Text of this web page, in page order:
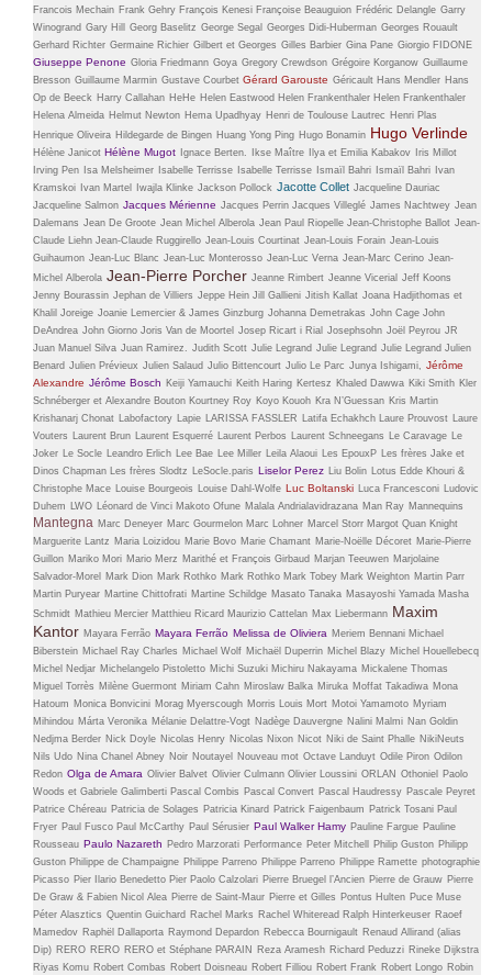
Francois Mechain Frank Gehry François Kenesi Françoise Beauguion Frédéric Delangle Garry
Winogrand Gary Hill Georg Baselitz George Segal Georges Didi-Huberman Georges Rouault
Gerhard Richter Germaine Richier Gilbert et Georges Gilles Barbier Gina Pane Giorgio FIDONE
Giuseppe Penone Gloria Friedmann Goya Gregory Crewdson Grégoire Korganow Guillaume
Bresson Guillaume Marmin Gustave Courbet Gérard Garouste Géricault Hans Mendler Hans
Op de Beeck Harry Callahan HeHe Helen Eastwood Helen Frankenthaler Helen Frankenthaler
Helena Almeida Helmut Newton Hema Upadhyay Henri de Toulouse Lautrec Henri Plas
Henrique Oliveira Hildegarde de Bingen Huang Yong Ping Hugo Bonamin Hugo Verlinde
Hélène Janicot Hélène Mugot Ignace Berten. Ikse Maître Ilya et Emilia Kabakov
Iris Millot
Irving Pen
Isa Melsheimer Isabelle Terrisse Isabelle Terrisse Ismaïl Bahri Ismaïl Bahri
Ivan
Kramskoi
Ivan Martel Iwajla Klinke Jackson Pollock Jacotte Collet Jacqueline Dauriac
Jacqueline Salmon Jacques Mérienne Jacques Perrin Jacques Villeglé James Nachtwey Jean
Dalemans Jean De Groote Jean Michel Alberola Jean Paul Riopelle Jean-Christophe Ballot Jean-
Claude Liehn Jean-Claude Ruggirello Jean-Louis Courtinat Jean-Louis Forain Jean-Louis
Guihaumon Jean-Luc Blanc Jean-Luc Monterosso Jean-Luc Verna Jean-Marc Cerino Jean-
Michel Alberola Jean-Pierre Porcher Jeanne Rimbert Jeanne Vicerial Jeff Koons
Jenny Bourassin Jephan de Villiers Jeppe Hein Jill Gallieni Jitish Kallat Joana Hadjithomas et
Khalil Joreige Joanie Lemercier & James Ginzburg Johanna Demetrakas John Cage John
DeAndrea John Giorno Joris Van de Moortel Josep Ricart i Rial Josephsohn Joël Peyrou JR
Juan Manuel Silva Juan Ramirez. Judith Scott Julie Legrand Julie Legrand Julie Legrand Julien
Benard Julien Prévieux Julien Salaud Julio Bittencourt Julio Le Parc Junya Ishigami, Jérôme
Alexandre Jérôme Bosch Keiji Yamauchi Keith Haring Kertesz Khaled Dawwa Kiki Smith Kler
Schnéberger et Alexandre Bouton Kourtney Roy Koyo Kouoh Kra N’Guessan Kris Martin
Krishanarj Chonat Labofactory Lapie LARISSA FASSLER Latifa Echakhch Laure Prouvost Laure
Vouters Laurent Brun Laurent Esquerré Laurent Perbos Laurent Schneegans Le Caravage Le
Joker Le Socle Leandro Erlich Lee Bae Lee Miller Leila Alaoui Les EpouxP Les frères Jake et
Dinos Chapman Les frères Slodtz LeSocle.paris Liselor Perez Liu Bolin Lotus Edde Khouri &
Christophe Mace Louise Bourgeois Louise Dahl-Wolfe Luc Boltanski Luca Francesconi Ludovic
Duhem LWO Léonard de Vinci Makoto Ofune Malala Andrialavidrazana Man Ray Mannequins
Mantegna Marc Deneyer Marc Gourmelon Marc Lohner Marcel Storr Margot Quan Knight
Marguerite Lantz Maria Loizidou Marie Bovo Marie Chamant Marie-Noëlle Décoret Marie-Pierre
Guillon Mariko Mori Mario Merz Marithé et François Girbaud Marjan Teeuwen Marjolaine
Salvador-Morel
Mark Dion Mark Rothko Mark Rothko Mark Tobey Mark Weighton Martin Parr
Martin Puryear Martine Chittofrati Martine Schildge Masato Tanaka Masayoshi Yamada Masha
Schmidt Mathieu Mercier Matthieu Ricard Maurizio Cattelan Max Liebermann Maxim
Kantor Mayara Ferrão Mayara Ferrão Melissa de Oliviera Meriem Bennani Michael
Biberstein Michael Ray Charles Michael Wolf Michaël Duperrin Michel Blazy Michel Houellebecq
Michel Nedjar Michelangelo Pistoletto Michi Suzuki Michiru Nakayama Mickalene Thomas
Miguel Torrès Milène Guermont Miriam Cahn Miroslaw Balka Miruka Moffat Takadiwa Mona
Hatoum Monica Bonvicini Morag Myerscough Morris Louis Mort Motoi Yamamoto Myriam
Mihindou Márta Veronika Mélanie Delattre-Vogt Nadège Dauvergne Nalini Malmi Nan Goldin
Nedjma Berder Nick Doyle Nicolas Henry Nicolas Nixon Nicot Niki de Saint Phalle NikiNeuts
Nils Udo Nina Chanel Abney Noir Noutayel Nouveau mot Octave Landuyt Odile Piron Odilon
Redon Olga de Amara Olivier Balvet Olivier Culmann Olivier Loussini ORLAN Othoniel
Paolo
Woods et Gabriele Galimberti Pascal Combis Pascal Convert Pascal Haudressy Pascale Peyret
Patrice Chéreau Patricia de Solages Patricia Kinard Patrick Faigenbaum Patrick Tosani Paul
Fryer Paul Fusco Paul McCarthy Paul Sérusier Paul Walker Hamy Pauline Fargue Pauline
Rousseau Paulo Nazareth Pedro Marzorati Performance Peter Mitchell Philip Guston Philipp
Guston Philippe de Champaigne Philippe Parreno Philippe Parreno Philippe Ramette photographie
Picasso Pier Ilario Benedetto Pier Paolo Calzolari Pierre Bruegel l’Ancien Pierre de Grauw Pierre
De Graw & Fabien Nicol Alea Pierre de Saint-Maur Pierre et Gilles Pontus Hulten Puce Muse
Péter Alasztics Quentin Guichard Rachel Marks Rachel Whiteread Ralph Hinterkeuser Raoef
Mamedov Raphël Dallaporta Raymond Depardon Rebecca Bournigault Renaud Allirand (alias
Dip) RERO RERO RERO et Stéphane PARAIN Reza Aramesh Richard Peduzzi Rineke Dijkstra
Riyas Komu Robert Combas Robert Doisneau Robert Filliou Robert Frank Robert Longo Robin